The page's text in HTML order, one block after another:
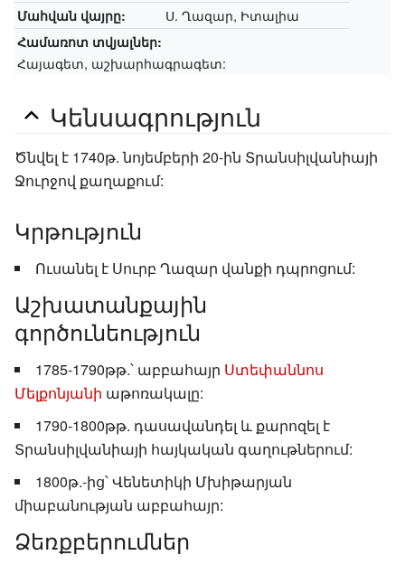
Մահվան վայրը: Ս. Ղազար, Իտալիա
Համառոտ տվյալներ:
Հայագետ, աշխարհագրագետ:
Կենսագրություն
Ծնվել է 1740թ. նոյեմբերի 20-ին Տրանսիլվանիայի
Ջուրջով քաղաքում:
Կրթություն
Ուսանել է Սուրբ Ղազար վանքի դպրոցում:
Աշխատանքային
գործունեություն
1785-1790թթ.՝ աբբահայր Ստեփաննոս
Մելքոնյանի աթոռակալը:
1790-1800թթ. դասավանդել և քարոզել է
Տրանսիլվանիայի հայկական գաղութներում:
1800թ.-ից՝ Վենետիկի Մխիթարյան
միաբանության աբբահայր:
Ձեռքբերումներ